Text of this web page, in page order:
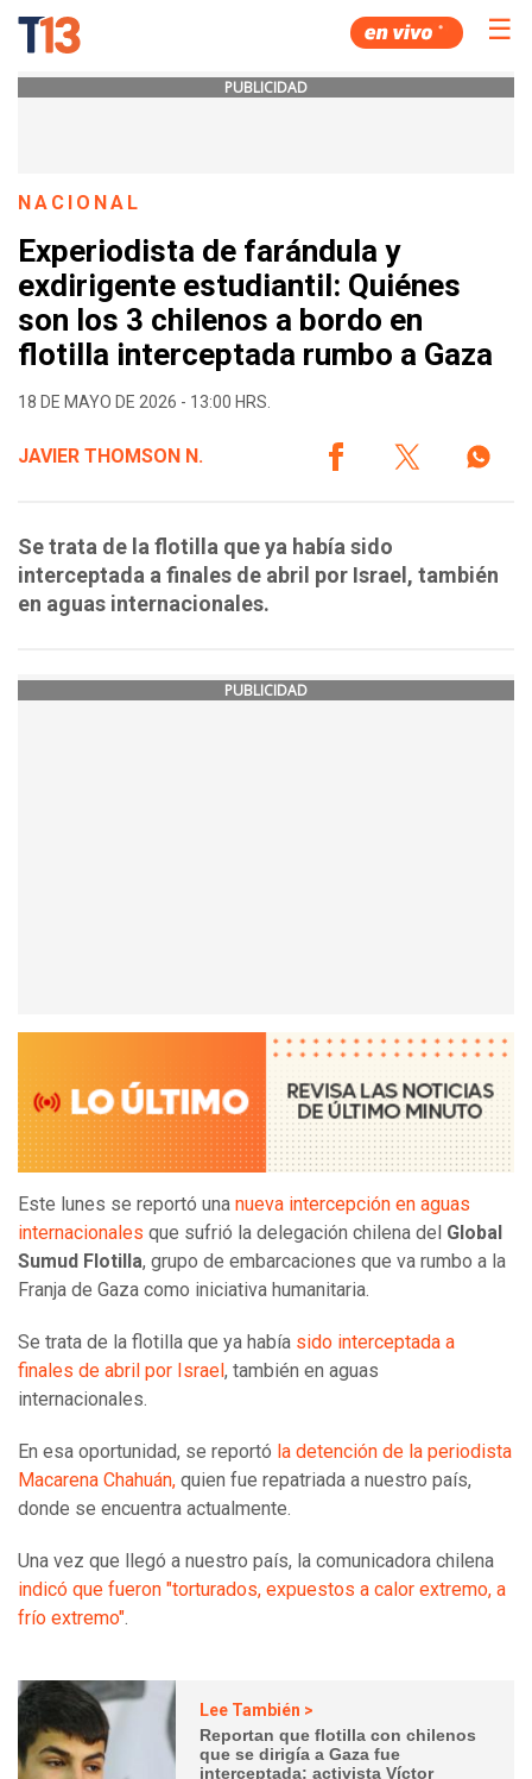
☰
PUBLICIDAD
NACIONAL
Experiodista de farándula y
exdirigente estudiantil: Quiénes
son los 3 chilenos a bordo en
flotilla interceptada rumbo a Gaza
18 DE MAYO DE 2026 - 13:00 HRS.
JAVIER THOMSON N.
Se trata de la flotilla que ya había sido
interceptada a finales de abril por Israel, también
en aguas internacionales.
PUBLICIDAD
Este lunes se reportó una nueva intercepción en aguas
internacionales que sufrió la delegación chilena del Global
Sumud Flotilla, grupo de embarcaciones que va rumbo a la
Franja de Gaza como iniciativa humanitaria.
Se trata de la flotilla que ya había sido interceptada a
finales de abril por Israel, también en aguas
internacionales.
En esa oportunidad, se reportó la detención de la periodista
Macarena Chahuán, quien fue repatriada a nuestro país,
donde se encuentra actualmente.
Una vez que llegó a nuestro país, la comunicadora chilena
indicó que fueron "torturados, expuestos a calor extremo, a
frío extremo".
Lee También >
Reportan que flotilla con chilenos
que se dirigía a Gaza fue
interceptada: activista Víctor